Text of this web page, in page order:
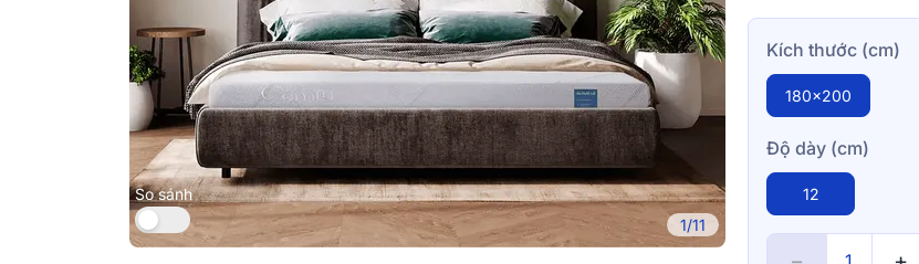
So sánh
1/11
Kích thước (cm)
180x200
Độ dày (cm)
12